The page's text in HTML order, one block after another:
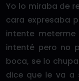
Yo lo miraba de
cara expresaba
intente
intenté pero no
boca, se lo
dice que le va a